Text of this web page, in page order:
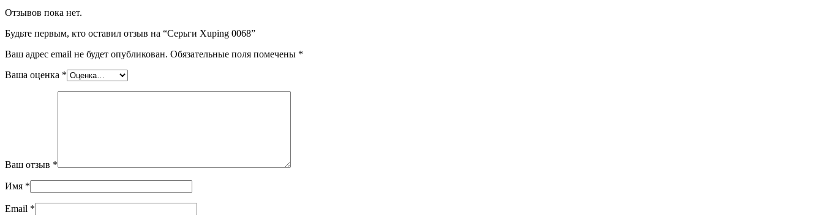
Отзывов пока нет.
Будьте первым, кто оставил отзыв на “Серьги Xuping 0068”
Ваш адрес email не будет опубликован. Обязательные поля помечены *
Ваша оценка *
Ваш отзыв *
Имя *
Email *